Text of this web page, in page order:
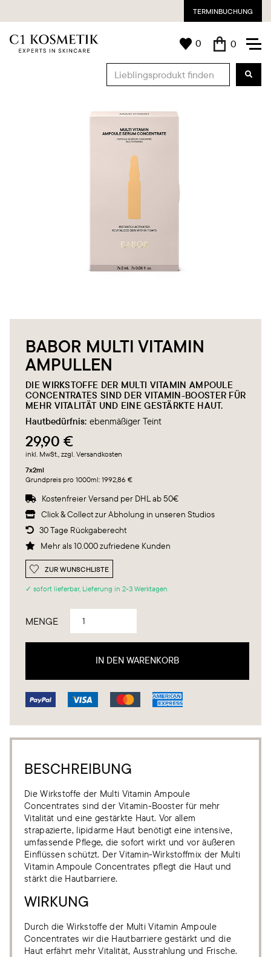
TERMINBUCHUNG
0 0
BABOR MULTI VITAMIN
AMPULLEN
DIE WIRKSTOFFE DER MULTI VITAMIN AMPOULE
CONCENTRATES SIND DER VITAMIN-BOOSTER FÜR
MEHR VITALITÄT UND EINE GESTÄRKTE HAUT.
Hautbedürfnis: ebenmäßiger Teint
29,90 €
inkl. MwSt., zzgl. Versandkosten
7x2ml
Grundpreis pro 1000ml: 1992,86 €
 Kostenfreier Versand per DHL ab 50€
 Click & Collect zur Abholung in unseren Studios
 30 Tage Rückgaberecht
 Mehr als 10.000 zufriedene Kunden
ZUR WUNSCHLISTE
✓ sofort lieferbar, Lieferung in 2-3 Werktagen
MENGE
BESCHREIBUNG
Die Wirkstoffe der Multi Vitamin Ampoule
Concentrates sind der Vitamin-Booster für mehr
Vitalität und eine gestärkte Haut. Vor allem
strapazierte, lipidarme Haut benötigt eine intensive,
umfassende Pflege, die sofort wirkt und vor äußeren
Einflüssen schützt. Der Vitamin-Wirkstoffmix der Multi
Vitamin Ampoule Concentrates pflegt die Haut und
stärkt die Hautbarriere.
WIRKUNG
Durch die Wirkstoffe der Multi Vitamin Ampoule
Concentrates wir die Hautbarriere gestärkt und die
Haut erfährt mehr Vitalität, Ausstrahlung und Frische.